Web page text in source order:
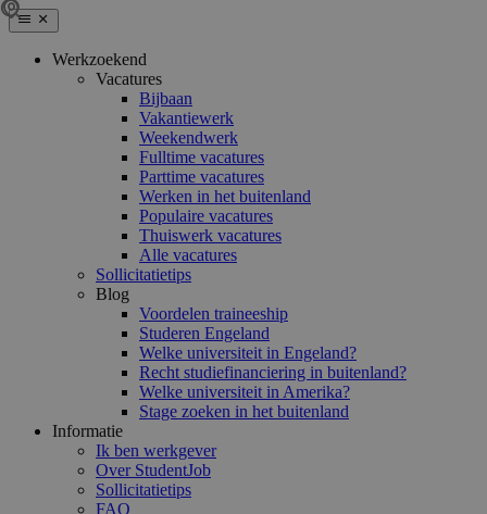
Werkzoekend
Vacatures
Bijbaan
Vakantiewerk
Weekendwerk
Fulltime vacatures
Parttime vacatures
Werken in het buitenland
Populaire vacatures
Thuiswerk vacatures
Alle vacatures
Sollicitatietips
Blog
Voordelen traineeship
Studeren Engeland
Welke universiteit in Engeland?
Recht studiefinanciering in buitenland?
Welke universiteit in Amerika?
Stage zoeken in het buitenland
Informatie
Ik ben werkgever
Over StudentJob
Sollicitatietips
FAQ